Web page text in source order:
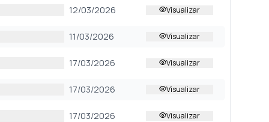
12/03/2026 Visualizar
11/03/2026 Visualizar
17/03/2026 Visualizar
17/03/2026 Visualizar
17/03/2026 Visualizar